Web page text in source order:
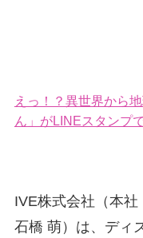
えっ！？異世界から
ん」がLINEスタンプ
IVE株式会社（本社
石橋 萌）は、ディ